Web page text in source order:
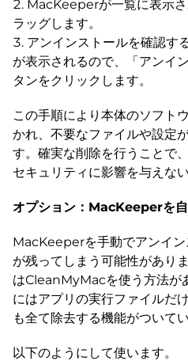
MacKeeperが一覧に表示
ラッグします。
アンインストールを確認す
が表示されるので、「アンイ
タンをクリックします。
この手順により本体のソフト
かれ、不要なファイルや設定
す。確実な削除を行うことで
セキュリティに影響を与えな
オプション：MacKeeperを
MacKeeperを手動でアンイ
が残ってしまう可能性があり
はCleanMyMacを使う方法が
にはアプリの実行ファイルだ
も全て除去する機能がついてい
以下のようにして使います。